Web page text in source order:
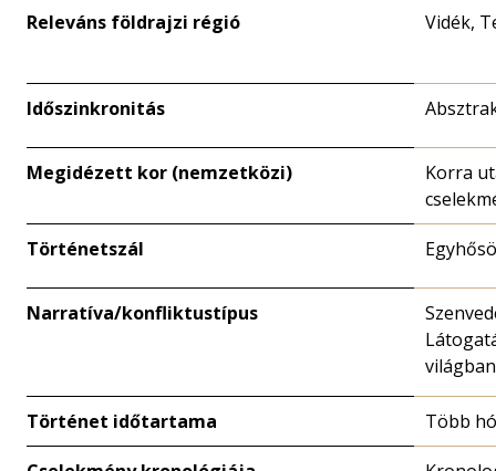
Releváns földrajzi régió Vidék,
Időszinkronitás
Megidézett kor (nemzetközi)
Korra
Történetszál
Narratíva/konfliktustípus
világban
Történet időtartama Több